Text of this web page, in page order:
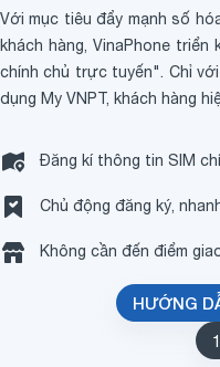
Với mục tiêu đẩy mạnh số
khách hàng, VinaPhone
chính chủ trực tuyến". Chỉ
dụng My VNPT, khách hàng
Đăng kí thông tin SIM
Chủ động đăng ký,
Không cần đến điểm
HƯỚNG